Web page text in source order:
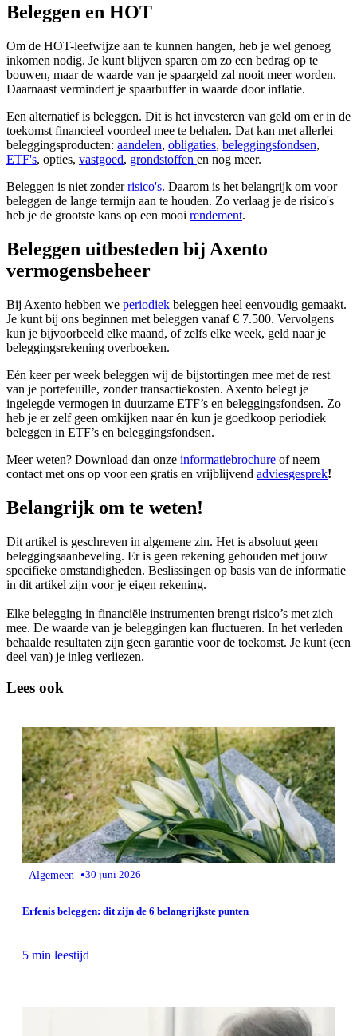
Beleggen en HOT
Om de HOT-leefwijze aan te kunnen hangen, heb je wel genoeg
inkomen nodig. Je kunt blijven sparen om zo een bedrag op te
bouwen, maar de waarde van je spaargeld zal nooit meer worden.
Daarnaast vermindert je spaarbuffer in waarde door inflatie.
Een alternatief is beleggen. Dit is het investeren van geld om er in de
toekomst financieel voordeel mee te behalen. Dat kan met allerlei
beleggingsproducten: aandelen, obligaties, beleggingsfondsen,
ETF's, opties, vastgoed, grondstoffen en nog meer.
Beleggen is niet zonderrisico's. Daarom is het belangrijk om voor
beleggen de lange termijn aan te houden. Zo verlaag je de risico's
heb je de grootste kans op een mooi rendement.
Beleggen uitbesteden bij Axento
vermogensbeheer
Bij Axento hebben we periodiek beleggen heel eenvoudig gemaakt.
Je kunt bij ons beginnen met beleggen vanaf € 7.500. Vervolgens
kun je bijvoorbeeld elke maand, of zelfs elke week, geld naar je
beleggingsrekening overboeken.
Eén keer per week beleggen wij de bijstortingen mee met de rest
van je portefeuille, zonder transactiekosten. Axento belegt je
ingelegde vermogen in duurzame ETF’s en beleggingsfondsen. Zo
heb je er zelf geen omkijken naar én kun je goedkoop periodiek
beleggen in ETF’s en beleggingsfondsen.
Meer weten? Download dan onze informatiebrochure of neem
contact met ons op voor een gratis en vrijblijvend adviesgesprek!
Belangrijk om te weten!
Dit artikel is geschreven in algemene zin. Het is absoluut geen
beleggingsaanbeveling. Er is geen rekening gehouden met jouw
specifieke omstandigheden. Beslissingen op basis van de informatie
in dit artikel zijn voor je eigen rekening.
Elke belegging in financiële instrumenten brengt risico’s met zich
mee. De waarde van je beleggingen kan fluctueren. In het verleden
behaalde resultaten zijn geen garantie voor de toekomst. Je kunt (een
deel van) je inleg verliezen.
Lees ook
Algemeen •30 juni 2026
Erfenis beleggen: dit zijn de 6 belangrijkste punten
5 min leestijd